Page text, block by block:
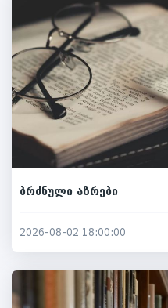
ბრძნული აზრები
2026-08-02 18:00:00